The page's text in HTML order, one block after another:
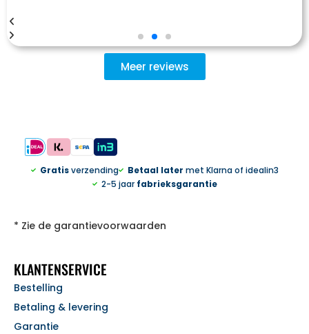
Meer reviews
Gratisverzending Betaal later met Klarna of idealin3
2-5 jaar fabrieksgarantie
* Zie de garantievoorwaarden
KLANTENSERVICE
Bestelling
Betaling & levering
Garantie